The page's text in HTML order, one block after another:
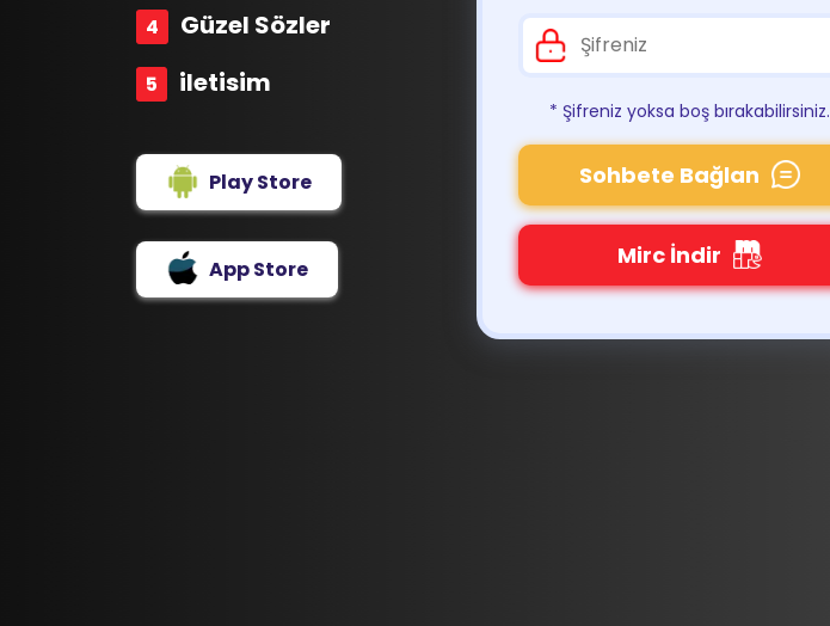
Güzel Sözler
iletisim
Play Store
App Store
* Şifreniz yoksa boş bırakabilirsiniz.
Sohbete Bağlan
Mirc İndir